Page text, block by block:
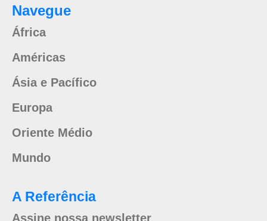
Navegue
África
Américas
Ásia e Pacífico
Europa
Oriente Médio
Mundo
A Referência
Assine nossa newsletter